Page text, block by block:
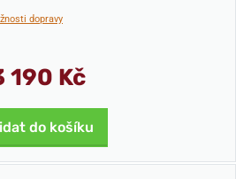
dopravy
190 Kč
do košíku